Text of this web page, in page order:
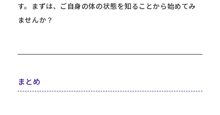
す。まずは、ご自身の体の状態を知ることから始めてみ
ませんか？
まとめ